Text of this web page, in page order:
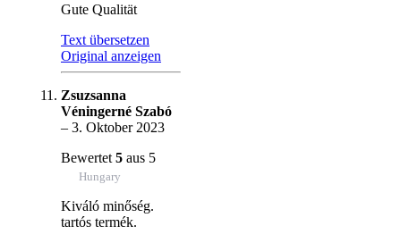
Gute Qualität
Text übersetzen
Original anzeigen
Zsuzsanna
Véningerné Szabó
– 3. Oktober 2023
Bewertet 5 aus 5
Hungary
Kiváló minőség.
tartós termék.